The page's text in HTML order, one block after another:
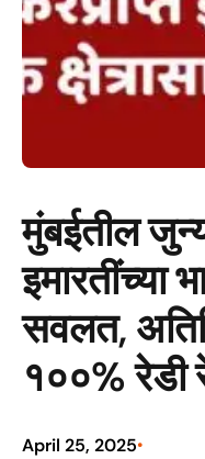
मुंबईतील
इमारतींच्या
सवलत,
१००% रेडी
April 25, 2025•